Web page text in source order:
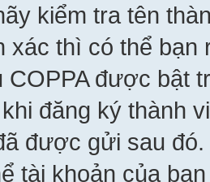
kiểm tra tên
xác thì có thể
COPPA được bật
đăng ký thành
được gửi sau
tài khoản của